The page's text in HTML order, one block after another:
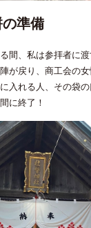
準備
間、私は参拝者に
が戻り、商工会の
入れる人、その袋
に終了！